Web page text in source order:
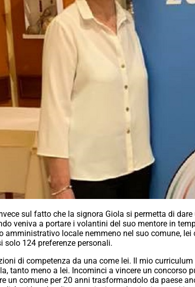
sul fatto che la signora Giola si permetta di
veniva a portare i volantini del suo mentore in
amministrativo locale nemmeno nel suo comune,
solo 124 preferenze personali.
di competenza da una come lei. Il mio
tanto meno a lei. Incominci a vincere un concorso
un comune per 20 anni trasformandolo da paese